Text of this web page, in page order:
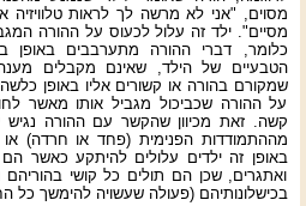
מסוים, "אני לא מרשה לך לראות
מסיים". ילד זה עלול לכעוס על ההורה
כלומר, דברי ההורה מתערבבים באופן
הטבעיים של הילד, שאינם מקבלים
שמקורם בהורה או קשורים אליו באופן
על ההורה שכביכול מגביל אותו מאשר
קשה. זאת מכיוון שהקשר עם ההורה נגיש
מההתמודדות הפנימית (פחד או חרדה) או
באופן זה ילדים עלולים להיתקע כאשר
ואתגרים, שכן הם תולים כל קושי
בכישלונותיהם (פעולה שעשויה להימשך כל